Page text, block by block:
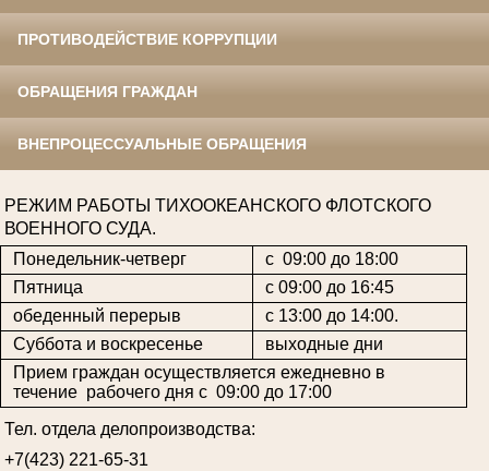
ПРОТИВОДЕЙСТВИЕ КОРРУПЦИИ
ОБРАЩЕНИЯ ГРАЖДАН
ВНЕПРОЦЕССУАЛЬНЫЕ ОБРАЩЕНИЯ
РЕЖИМ РАБОТЫ ТИХООКЕАНСКОГО ФЛОТСКОГО
ВОЕННОГО СУДА.
Понедельник-четверг
с 09:00 до 18:00
Пятница
с 09:00 до 16:45
обеденный перерыв
с 13:00 до 14:00.
Суббота и воскресенье
выходные дни
Прием граждан осуществляется ежедневно в
течение рабочего дня с 09:00 до 17:00
Тел. отдела делопроизводства:
+7(423) 221-65-31